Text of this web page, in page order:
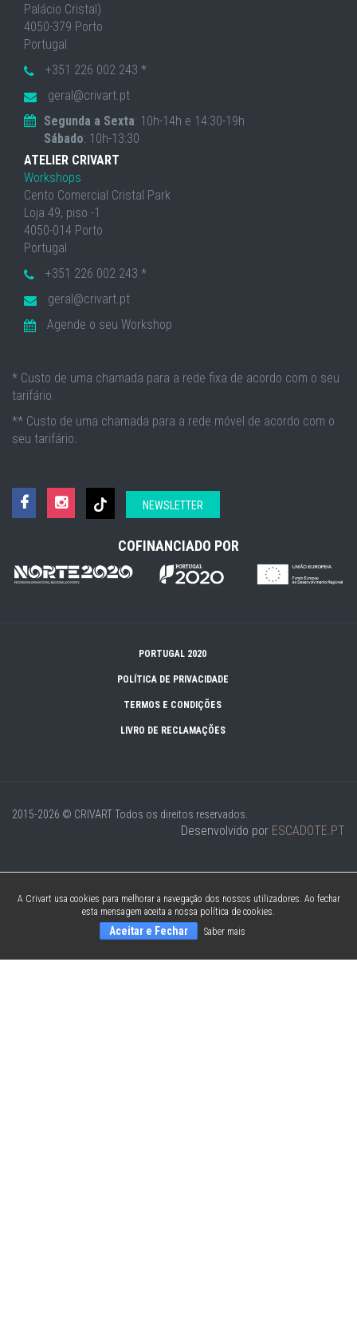
Palácio Cristal)
4050-379 Porto
Portugal
+351 226 002 243 *
geral@crivart.pt
Segunda a Sexta: 10h-14h e 14:30-19h
Sábado: 10h-13:30
ATELIER CRIVART
Workshops
Cento Comercial Cristal Park
Loja 49, piso -1
4050-014 Porto
Portugal
+351 226 002 243 *
geral@crivart.pt
Agende o seu Workshop
* Custo de uma chamada para a rede fixa de acordo com o seu
tarifário.
** Custo de uma chamada para a rede móvel de acordo com o
seu tarifário.
NEWSLETTER
COFINANCIADO POR
PORTUGAL 2020
POLÍTICA DE PRIVACIDADE
TERMOS E CONDIÇÕES
LIVRO DE RECLAMAÇÕES
2015-2026 © CRIVARTTodos os direitos reservados.
Desenvolvido por ESCADOTE.PT
A Crivart usa cookies para melhorar a navegação dos nossos utilizadores. Ao fechar
esta mensagem aceita a nossa política de cookies.
Aceitar e Fechar Saber mais